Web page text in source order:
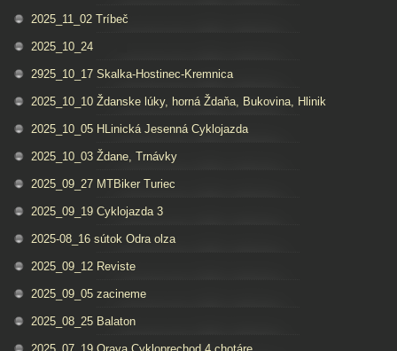
2025_11_02 Tríbeč
2025_10_24
2925_10_17 Skalka-Hostinec-Kremnica
2025_10_10 Ždanske lúky, horná Ždaňa, Bukovina, Hlinik
2025_10_05 HLinická Jesenná Cyklojazda
2025_10_03 Ždane, Trnávky
2025_09_27 MTBiker Turiec
2025_09_19 Cyklojazda 3
2025-08_16 sútok Odra olza
2025_09_12 Reviste
2025_09_05 zacineme
2025_08_25 Balaton